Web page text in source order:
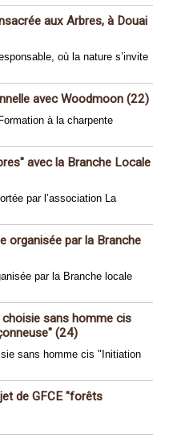
aux Arbres, à Douai
où la nature s’invite
avec Woodmoon (22)
à la charpente
avec la Branche Locale
par l’association La
organisée par la Branche
par la Branche locale
sans homme cis
(24)
sans homme cis "Initiation
de GFCE "forêts